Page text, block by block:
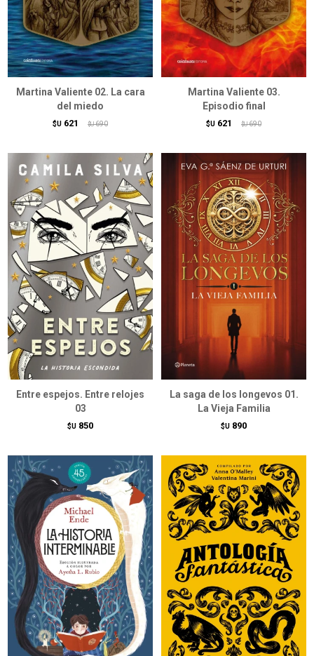
Martina Valiente 02. La cara
del miedo
$U 621 $U 690
Martina Valiente 03.
Episodio final
$U 621 $U 690
Entre espejos. Entre relojes
03
$U 850
La saga de los longevos 01.
La Vieja Familia
$U 890